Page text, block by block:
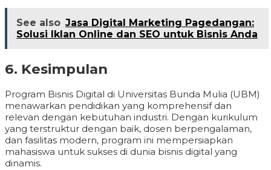
See also Jasa Digital Marketing Pagedangan:
Solusi Iklan Online dan SEO untuk Bisnis Anda
6. Kesimpulan
Program Bisnis Digital di Universitas Bunda Mulia (UBM)
menawarkan pendidikan yang komprehensif dan
relevan dengan kebutuhan industri. Dengan kurikulum
yang terstruktur dengan baik, dosen berpengalaman,
dan fasilitas modern, program ini mempersiapkan
mahasiswa untuk sukses di dunia bisnis digital yang
dinamis.